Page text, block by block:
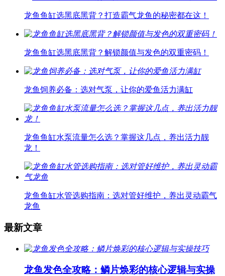
龙鱼鱼缸选黑底黑背？打造霸气龙鱼的秘密都在这！
龙鱼鱼缸选黑底黑背？解锁颜值与发色的双重密码！
龙鱼饲养必备：选对气泵，让你的爱鱼活力满缸
龙鱼鱼缸水泵流量怎么选？掌握这几点，养出活力靓
龙！
龙鱼鱼缸水管选购指南：选对管好维护，养出灵动霸气
龙鱼
最新文章
龙鱼发色全攻略：鳞片焕彩的核心逻辑与实操